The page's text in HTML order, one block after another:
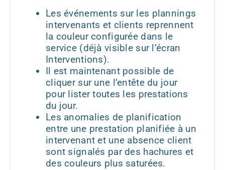
Les événements sur les plannings
intervenants et clients reprennent
la couleur configurée dans le
service (déjà visible sur l’écran
Interventions).
Il est maintenant possible de
cliquer sur une l’entête du jour
pour lister toutes les prestations
du jour.
Les anomalies de planification
entre une prestation planifiée à un
intervenant et une absence client
sont signalés par des hachures et
des couleurs plus saturées.